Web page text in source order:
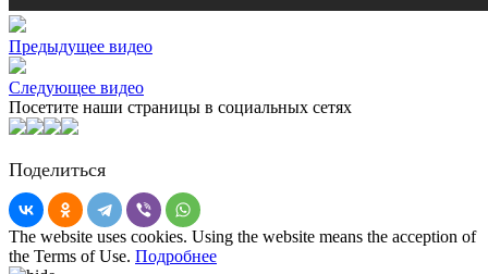
Предыдущее видео
Следующее видео
Посетите наши страницы в социальных сетях
Поделиться
The website uses cookies. Using the website means the acception of
the Terms of Use. Подробнее